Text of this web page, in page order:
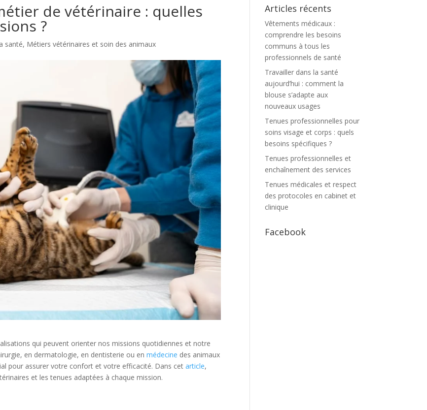
de vétérinaire : quelles
?
santé, Métiers vétérinaires et soin des animaux
qui peuvent orienter nos missions quotidiennes et notre
en dermatologie, en dentisterie ou enmédecine des animaux
pour assurer votre confort et votre efficacité. Dans cetarticle,
et les tenues adaptées à chaque mission.
Articles récents
Vêtements médicaux :
comprendre les besoins
communs à tous les
professionnels de santé
Travailler dans la santé
aujourd’hui : comment la
blouse s’adapte aux
nouveaux usages
Tenues professionnelles pour
soins visage et corps : quels
besoins spécifiques ?
Tenues professionnelles et
enchaînement des services
Tenues médicales et respect
des protocoles en cabinet et
clinique
Facebook